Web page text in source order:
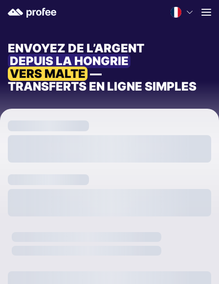
ENVOYEZ DE L’ARGENT
DEPUIS LA HONGRIE
VERS MALTE —
TRANSFERTS EN LIGNE SIMPLES